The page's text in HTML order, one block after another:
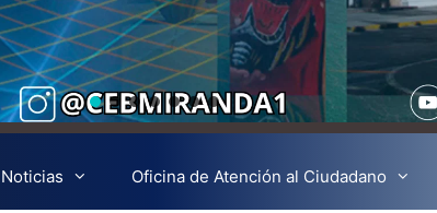
Noticias Oficina de Atención al Ciudadano